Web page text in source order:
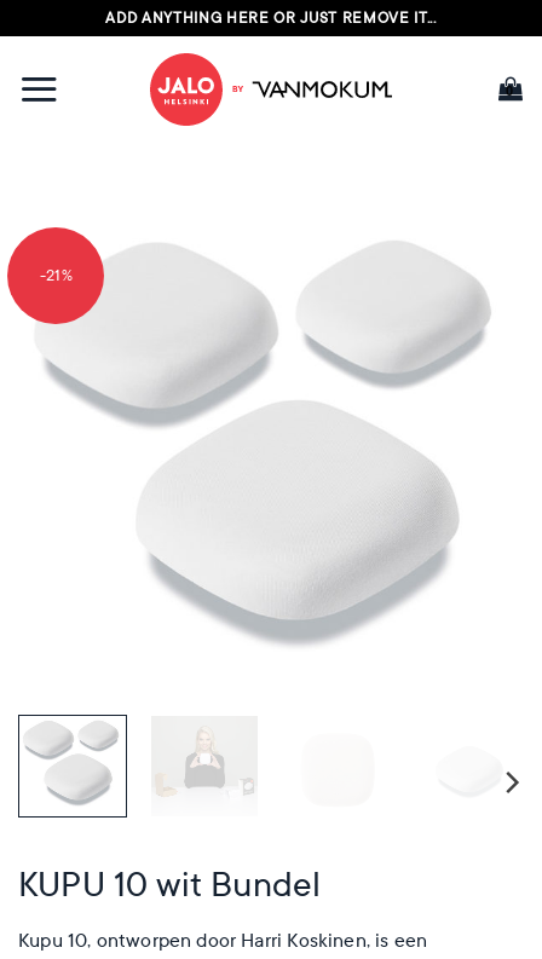
inhoud
ADD ANYTHING HERE OR JUST REMOVE IT...
-21%
KUPU 10 wit Bundel
Kupu 10, ontworpen door Harri Koskinen, is een